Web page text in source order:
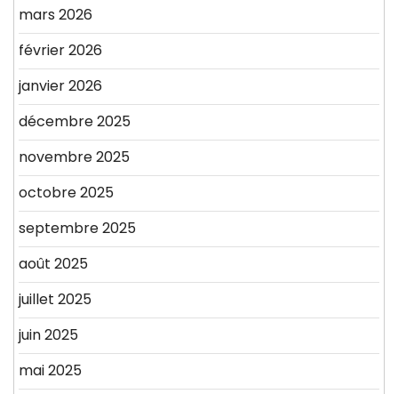
mars 2026
février 2026
janvier 2026
décembre 2025
novembre 2025
octobre 2025
septembre 2025
août 2025
juillet 2025
juin 2025
mai 2025